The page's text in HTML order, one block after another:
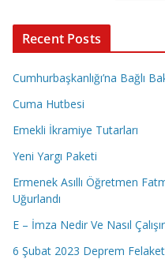
Recent Posts
Cumhurbaşkanlığı’na Bağlı
Cuma Hutbesi
Emekli İkramiye Tutarları
Yeni Yargı Paketi
Ermenek Asıllı Öğretmen
Uğurlandı
E – İmza Nedir Ve Nasıl
6 Şubat 2023 Deprem